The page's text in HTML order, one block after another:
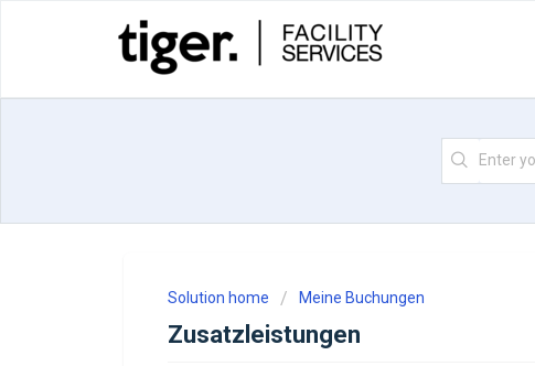
Solution home Meine Buchungen
Zusatzleistungen